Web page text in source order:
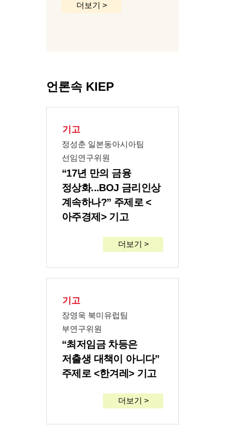
더보기 >
언론속 KIEP
기고
정성춘 일본동아시아팀
선임연구위원
“17년 만의 금융
정상화...BOJ 금리인상
계속하나?” 주제로<
아주경제> 기고
더보기 >
기고
장영욱 북미유럽팀
부연구위원
“최저임금 차등은
저출생 대책이 아니다”
주제로 <한겨레> 기고
더보기 >